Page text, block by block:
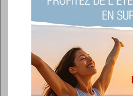
21 - 30 31 - 32
‹ Préc. 1 2 3 4 5
ashamed